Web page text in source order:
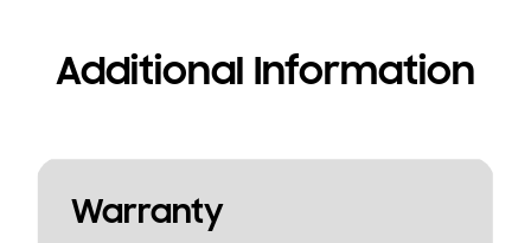
Additional Information
Warranty